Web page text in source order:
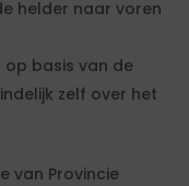
helder naar voren
op basis van de
zelf over het
van Provincie